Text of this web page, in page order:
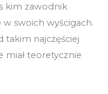
kim zawodnik
w swoich wyścigach.
najczęściej
miał teoretycznie